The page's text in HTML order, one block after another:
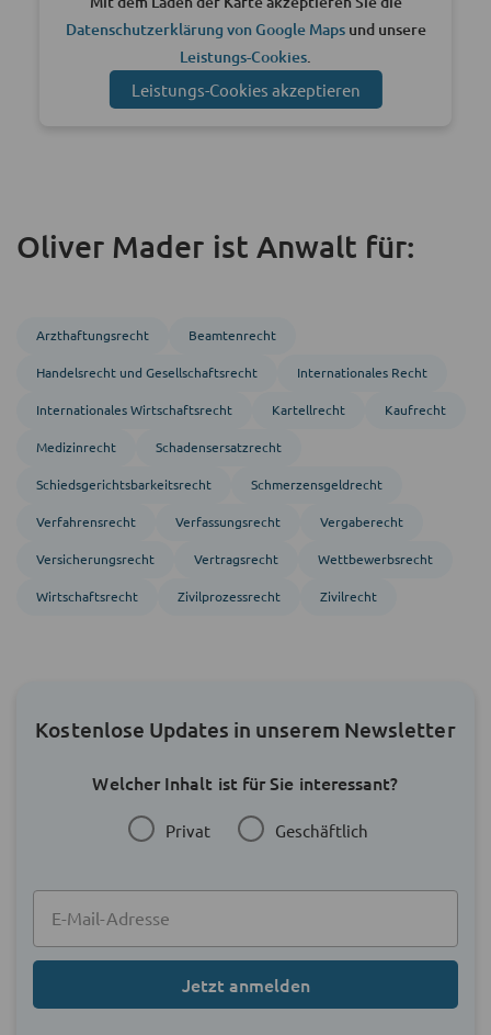
Datenschutzerklärung von Google Mapsund unsere
Leistungs-Cookies
Leistungs-Cookies akzeptieren
Oliver Mader ist Anwalt für:
Arzthaftungsrecht Beamten­recht
Handels­recht und Gesellschafts­recht Inter­nationales Recht
Inter­nationales Wirtschafts­recht Kartellrecht Kaufrecht
Medizinrecht Schadensersatzrecht
Schiedsgerichts­barkeitsrecht Schmerzensgeldrecht
Verfahrens­recht Verfassungs­recht Vergabe­recht
Versicherungsrecht Vertragsrecht Wettbewerbsrecht
Wirtschaftsrecht Zivil­prozess­recht Zivil­recht
Kostenlose Updates in unserem Newsletter
Welcher Inhalt ist für Sie interessant?
Privat Geschäftlich
Jetzt anmelden